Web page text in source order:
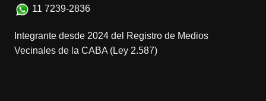
11 7239-2836
Integrante desde 2024 del Registro de Medios
Vecinales de la CABA (Ley 2.587)